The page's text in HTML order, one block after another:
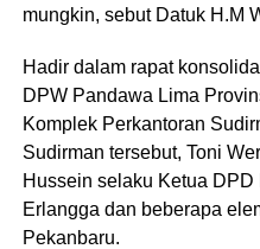
mungkin, sebut Datuk H.M
Hadir dalam rapat
DPW Pandawa Lima
Komplek Perkantoran
Sudirman tersebut, Toni
Hussein selaku Ketua
Erlangga dan beberapa
Pekanbaru.